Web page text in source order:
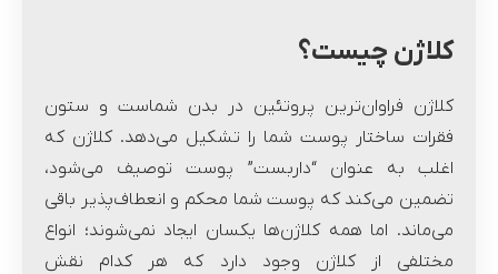
کلاژن چیست؟
کلاژن فراوان‌ترین پروتئین در بدن شماست و ستون
فقرات ساختار پوست شما را تشکیل می‌دهد. کلاژن که
اغلب به عنوان “داربست” پوست توصیف می‌شود،
تضمین می‌کند که پوست شما محکم و انعطاف‌پذیر باقی
می‌ماند. اما همه کلاژن‌ها یکسان ایجاد نمی‌شوند؛ انواع
مختلفی از کلاژن وجود دارد که هر کدام نقش